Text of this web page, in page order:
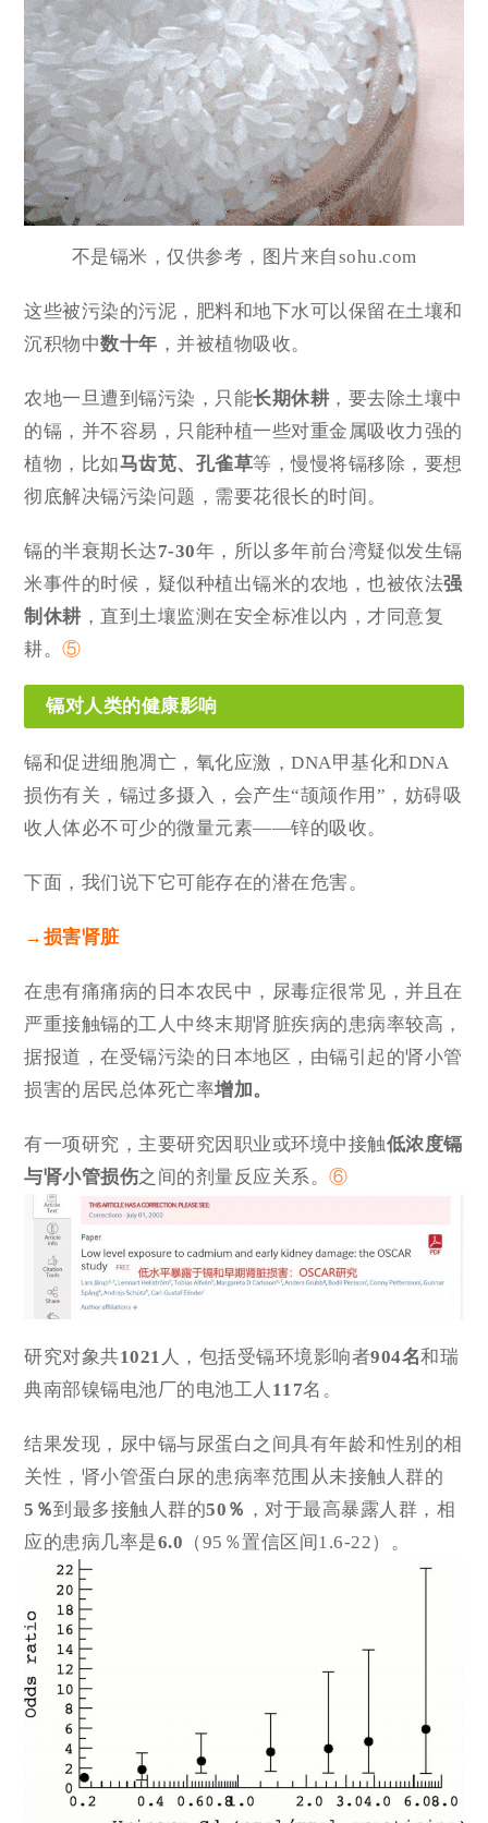
不是镉米，仅供参考，图片来自sohu.com
这些被污染的污泥，肥料和地下水可以保留在土壤和
沉积物中数十年 ，并被植物吸收。
农地一旦遭到镉污染，只能长期休耕 ，要去除土壤中
的镉，并不容易，只能种植一些对重金属吸收力强的
植物，比如马齿苋、孔雀草等，慢慢将镉移除，要想
彻底解决镉污染问题，需要花很长的时间。
镉的半衰期长达7-30年，所以多年前台湾疑似发生镉
米事件的时候，疑似种植出镉米的农地，也被依法强
制休耕 ，直到土壤监测在安全标准以内，才同意复
耕。⑤
镉对人类的健康影响
镉和促进细胞凋亡，氧化应激，DNA甲基化和DNA
损伤有关，镉过多摄入，会产生“颉颃作用”，妨碍吸
收人体必不可少的微量元素——锌的吸收。
下面，我们说下它可能存在的潜在危害。
→损害肾脏
在患有痛痛病的日本农民中，尿毒症很常见，并且在
严重接触镉的工人中终末期肾脏疾病的患病率较高，
据报道，在受镉污染的日本地区，由镉引起的肾小管
损害的居民总体死亡率增加。
有一项研究，主要研究因职业或环境中接触低浓度镉
与肾小管损伤之间的剂量反应关系。⑥
研究对象共1021 人，包括受镉环境影响者904名和瑞
典南部镍镉电池厂的电池工人 117名。
结果发现，尿中镉与尿蛋白之间具有年龄和性别的相
关性，肾小管蛋白尿的患病率范围从未接触人群的
5％到最多接触人群的50％ ，对于最高暴露人群，相
应的患病几率是6.0 （95％置信区间1.6-22）。